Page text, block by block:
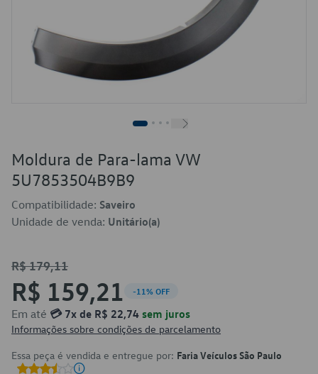
Moldura de Para-lama VW
5U7853504B9B9
Compatibilidade: Saveiro
Unidade de venda: Unitário(a)
R$ 179,11
R$ 159,21 -11% OFF
Em até 💳 7x de R$ 22,74 sem juros
Informações sobre condições de parcelamento
Essa peça é vendida e entregue por: Faria Veículos São Paulo